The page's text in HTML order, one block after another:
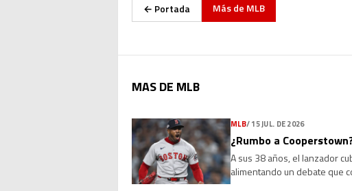
← Portada Más de MLB
MAS DE MLB
MLB/15 JUL. DE 2026
¿Rumbo a
A sus 38 años, el lanzador
alimentando un debate que